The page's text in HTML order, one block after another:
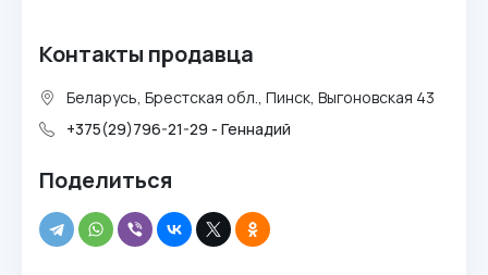
Контакты продавца
Беларусь, Брестская обл., Пинск, Выгоновская 43
+375(29)796-21-29 - Геннадий
Поделиться